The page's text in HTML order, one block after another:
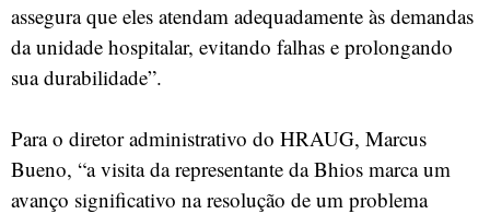
assegura que eles atendam adequadamente às demandas
da unidade hospitalar, evitando falhas e prolongando
sua durabilidade”.
Para o diretor administrativo do HRAUG, Marcus
Bueno, “a visita da representante da Bhios marca um
avanço significativo na resolução de um problema